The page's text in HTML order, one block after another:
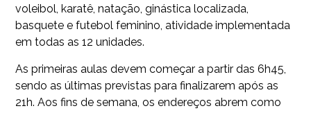
voleibol, karatê, natação, ginástica localizada,
basquete e futebol feminino, atividade implementada
em todas as 12 unidades.
As primeiras aulas devem começar a partir das 6h45,
sendo as últimas previstas para finalizarem após as
21h. Aos fins de semana, os endereços abrem como